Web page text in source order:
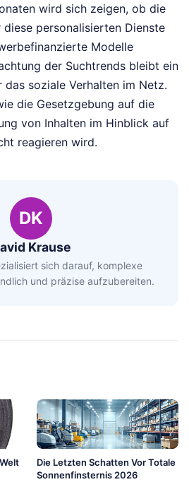
wird sich zeigen, ob die
personalisierten Dienste
Modelle
der Suchtrends bleibt ein
soziale Verhalten im Netz.
die Gesetzgebung auf die
von Inhalten im Hinblick auf
reagieren wird.
DK
Krause
sich darauf, komplexe
und präzise aufzubereiten.
Die Letzten Schatten Vor Totale
Sonnenfinsternis 2026